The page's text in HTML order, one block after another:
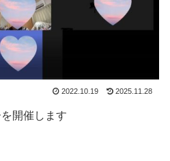
2022.10.19 2025.11.28
開催します